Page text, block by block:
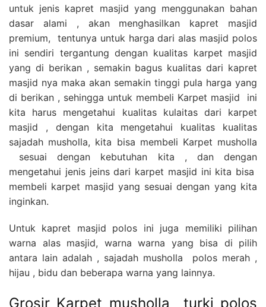
untuk jenis kapret masjid yang menggunakan bahan
dasar alami , akan menghasilkan kapret masjid
premium, tentunya untuk harga dari alas masjid polos
ini sendiri tergantung dengan kualitas karpet masjid
yang di berikan , semakin bagus kualitas dari kapret
masjid nya maka akan semakin tinggi pula harga yang
di berikan , sehingga untuk membeli Karpet masjid ini
kita harus mengetahui kualitas kulaitas dari karpet
masjid , dengan kita mengetahui kualitas kualitas
sajadah musholla, kita bisa membeli Karpet musholla
sesuai dengan kebutuhan kita , dan dengan
mengetahui jenis jeins dari karpet masjid ini kita bisa
membeli karpet masjid yang sesuai dengan yang kita
inginkan.
Untuk kapret masjid polos ini juga memiliki pilihan
warna alas masjid, warna warna yang bisa di pilih
antara lain adalah , sajadah musholla polos merah ,
hijau , bidu dan beberapa warna yang lainnya.
Grosir Karpet musholla turki polos